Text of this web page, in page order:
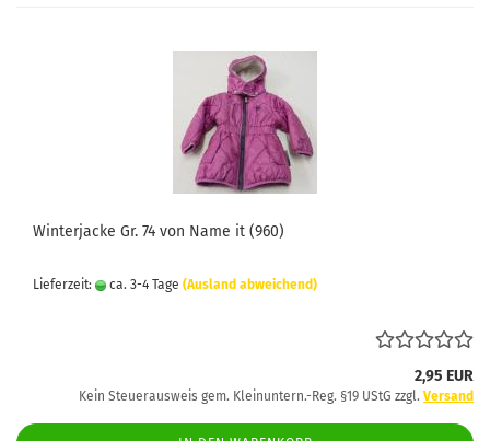
Winterjacke Gr. 74 von Name it (960)
Lieferzeit: ca. 3-4 Tage (Ausland abweichend)
2,95 EUR
Kein Steuerausweis gem. Kleinuntern.-Reg. §19 UStG zzgl. Versand